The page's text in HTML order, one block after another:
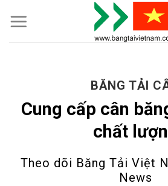
to
BĂNG TẢI
Cung cấp cân
chất
Theo dõi Băng Tải Việt
News